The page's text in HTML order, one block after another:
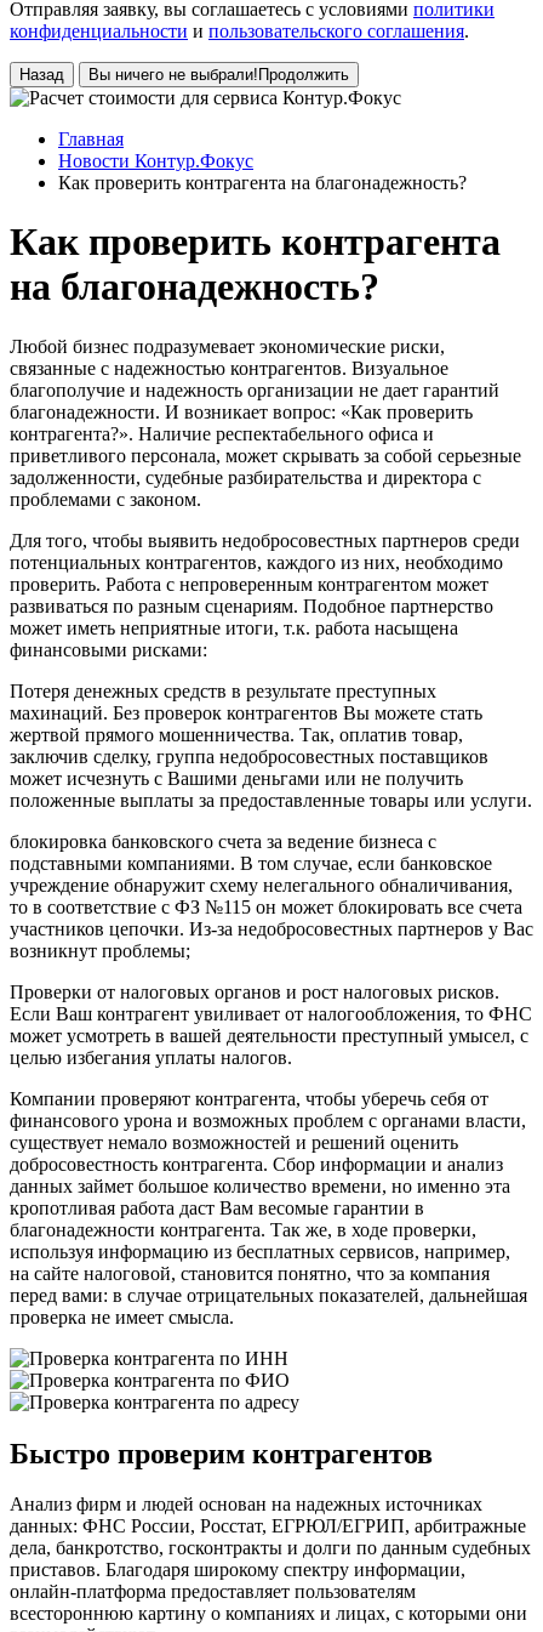
Отправляя заявку, вы соглашаетесь с условиями политики
конфиденциальности и пользовательского соглашения.
Назад Вы ничего не выбрали! Продолжить
Главная
Новости Контур.Фокус
Как проверить контрагента на благонадежность?
Как проверить контрагента
на благонадежность?
Любой бизнес подразумевает экономические риски,
связанные с надежностью контрагентов. Визуальное
благополучие и надежность организации не дает гарантий
благонадежности. И возникает вопрос: «Как проверить
контрагента?». Наличие респектабельного офиса и
приветливого персонала, может скрывать за собой серьезные
задолженности, судебные разбирательства и директора с
проблемами с законом.
Для того, чтобы выявить недобросовестных партнеров среди
потенциальных контрагентов, каждого из них, необходимо
проверить. Работа с непроверенным контрагентом может
развиваться по разным сценариям. Подобное партнерство
может иметь неприятные итоги, т.к. работа насыщена
финансовыми рисками:
Потеря денежных средств в результате преступных
махинаций. Без проверок контрагентов Вы можете стать
жертвой прямого мошенничества. Так, оплатив товар,
заключив сделку, группа недобросовестных поставщиков
может исчезнуть с Вашими деньгами или не получить
положенные выплаты за предоставленные товары или услуги.
блокировка банковского счета за ведение бизнеса с
подставными компаниями. В том случае, если банковское
учреждение обнаружит схему нелегального обналичивания,
то в соответствие с ФЗ №115 он может блокировать все счета
участников цепочки. Из-за недобросовестных партнеров у Вас
возникнут проблемы;
Проверки от налоговых органов и рост налоговых рисков.
Если Ваш контрагент увиливает от налогообложения, то ФНС
может усмотреть в вашей деятельности преступный умысел, с
целью избегания уплаты налогов.
Компании проверяют контрагента, чтобы уберечь себя от
финансового урона и возможных проблем с органами власти,
существует немало возможностей и решений оценить
добросовестность контрагента. Сбор информации и анализ
данных займет большое количество времени, но именно эта
кропотливая работа даст Вам весомые гарантии в
благонадежности контрагента. Так же, в ходе проверки,
используя информацию из бесплатных сервисов, например,
на сайте налоговой, становится понятно, что за компания
перед вами: в случае отрицательных показателей, дальнейшая
проверка не имеет смысла.
Быстро проверим контрагентов
Анализ фирм и людей основан на надежных источниках
данных: ФНС России, Росстат, ЕГРЮЛ/ЕГРИП, арбитражные
дела, банкротство, госконтракты и долги по данным судебных
приставов. Благодаря широкому спектру информации,
онлайн-платформа предоставляет пользователям
всестороннюю картину о компаниях и лицах, с которыми они